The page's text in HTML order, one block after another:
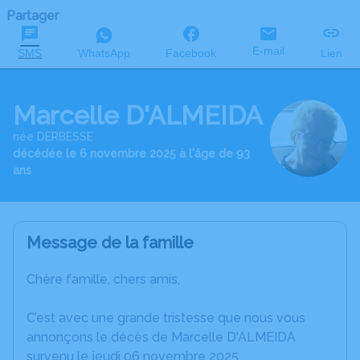
Partager
SMS WhatsApp Facebook E-mail Lien
Marcelle D'ALMEIDA
née DERBESSE
décédée le 6 novembre 2025 à l'âge de 93
ans
Message de la famille
Chère famille, chers amis,
C’est avec une grande tristesse que nous vous
annonçons le décès de Marcelle D'ALMEIDA
survenu le jeudi 06 novembre 2025.